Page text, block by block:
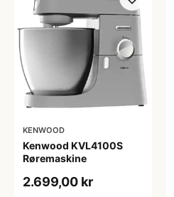
KENWOOD
Kenwood KVL4100S
Røremaskine
2.699,00 kr